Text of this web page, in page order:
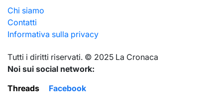
Chi siamo
Contatti
Informativa sulla privacy
Тutti i diritti riservati. © 2025 La Cronaca
Noi sui social network:
Threads
Facebook